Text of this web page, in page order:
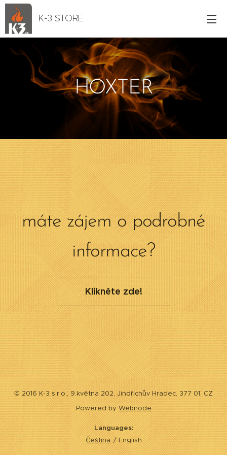
K-3 STORE
HOXTER
máte zájem o podrobné
informace?
Klikněte zde!
© 2016 K-3 s.r.o., 9.května 202, Jindřichův Hradec, 377 01, CZ
Powered byWebnode
Languages
Čeština
English